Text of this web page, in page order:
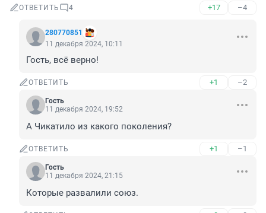
ОТВЕТИТЬ 4 +17 –4
280770851
11 декабря 2024, 10:11
Гость, всё верно!
ОТВЕТИТЬ +1 –2
Гость
11 декабря 2024, 19:52
А Чикатило из какого поколения?
ОТВЕТИТЬ +1 –1
Гость
11 декабря 2024, 21:15
Которые развалили союз.